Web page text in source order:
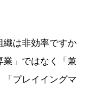
織は非効率ですか
業」ではなく「兼
プレイイングマ